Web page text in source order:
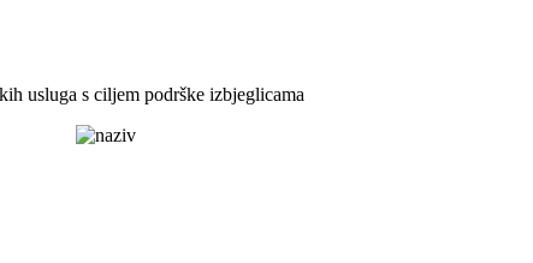
usluga s ciljem podrške izbjeglicama